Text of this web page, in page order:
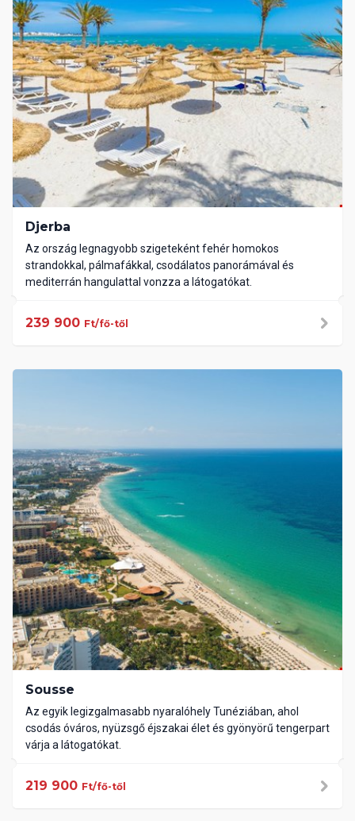
Djerba
Az ország legnagyobb szigeteként fehér homokos
strandokkal, pálmafákkal, csodálatos panorámával és
mediterrán hangulattal vonzza a látogatókat.
239 900 Ft/fő-től
Sousse
Az egyik legizgalmasabb nyaralóhely Tunéziában, ahol
csodás óváros, nyüzsgő éjszakai élet és gyönyörű tengerpart
várja a látogatókat.
219 900 Ft/fő-től